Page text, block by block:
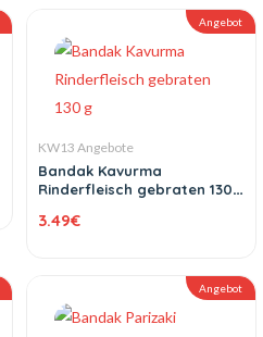
Angebot
KW13 Angebote
Bandak Kavurma
Rinderfleisch gebraten 130
3.49€
Angebot